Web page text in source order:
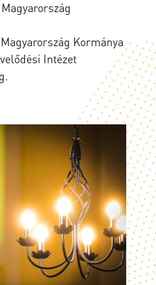
Kormánya
Intézet